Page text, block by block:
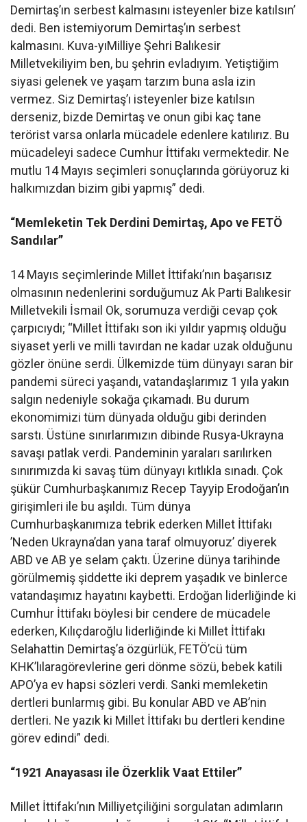
Demirtaş’ın serbest kalmasını isteyenler bize katılsın’
dedi. Ben istemiyorum Demirtaş’ın serbest
kalmasını. Kuva-yıMilliye Şehri Balıkesir
Milletvekiliyim ben, bu şehrin evladıyım. Yetiştiğim
siyasi gelenek ve yaşam tarzım buna asla izin
vermez. Siz Demirtaş’ı isteyenler bize katılsın
derseniz, bizde Demirtaş ve onun gibi kaç tane
terörist varsa onlarla mücadele edenlere katılırız. Bu
mücadeleyi sadece Cumhur İttifakı vermektedir. Ne
mutlu 14 Mayıs seçimleri sonuçlarında görüyoruz ki
halkımızdan bizim gibi yapmış” dedi.
“Memleketin Tek Derdini Demirtaş, Apo ve FETÖ
Sandılar”
14 Mayıs seçimlerinde Millet İttifakı’nın başarısız
olmasının nedenlerini sorduğumuz Ak Parti Balıkesir
Milletvekili İsmail Ok, sorumuza verdiği cevap çok
çarpıcıydı; “Millet İttifakı son iki yıldır yapmış olduğu
siyaset yerli ve milli tavırdan ne kadar uzak olduğunu
gözler önüne serdi. Ülkemizde tüm dünyayı saran bir
pandemi süreci yaşandı, vatandaşlarımız 1 yıla yakın
salgın nedeniyle sokağa çıkamadı. Bu durum
ekonomimizi tüm dünyada olduğu gibi derinden
sarstı. Üstüne sınırlarımızın dibinde Rusya-Ukrayna
savaşı patlak verdi. Pandeminin yaraları sarılırken
sınırımızda ki savaş tüm dünyayı kıtlıkla sınadı. Çok
şükür Cumhurbaşkanımız Recep Tayyip Erodoğan’ın
girişimleri ile bu aşıldı. Tüm dünya
Cumhurbaşkanımıza tebrik ederken Millet İttifakı
’Neden Ukrayna’dan yana taraf olmuyoruz’ diyerek
ABD ve AB ye selam çaktı. Üzerine dünya tarihinde
görülmemiş şiddette iki deprem yaşadık ve binlerce
vatandaşımız hayatını kaybetti. Erdoğan liderliğinde ki
Cumhur İttifakı böylesi bir cendere de mücadele
ederken, Kılıçdaroğlu liderliğinde ki Millet İttifakı
Selahattin Demirtaş’a özgürlük, FETÖ’cü tüm
KHK’lılaragörevlerine geri dönme sözü, bebek katili
APO’ya ev hapsi sözleri verdi. Sanki memleketin
dertleri bunlarmış gibi. Bu konular ABD ve AB’nin
dertleri. Ne yazık ki Millet İttifakı bu dertleri kendine
görev edindi” dedi.
“1921 Anayasası ile Özerklik Vaat Ettiler”
Millet İttifakı’nın Milliyetçiliğini sorgulatan adımların